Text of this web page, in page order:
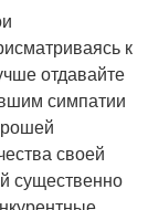
к
отдавайте
симпатии
своей
существенно